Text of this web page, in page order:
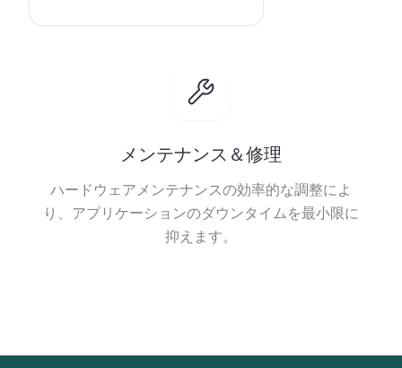
メンテナンス＆修理
ハードウェアメンテナンスの効率的な調整によ
り、アプリケーションのダウンタイムを最小限に
抑えます。